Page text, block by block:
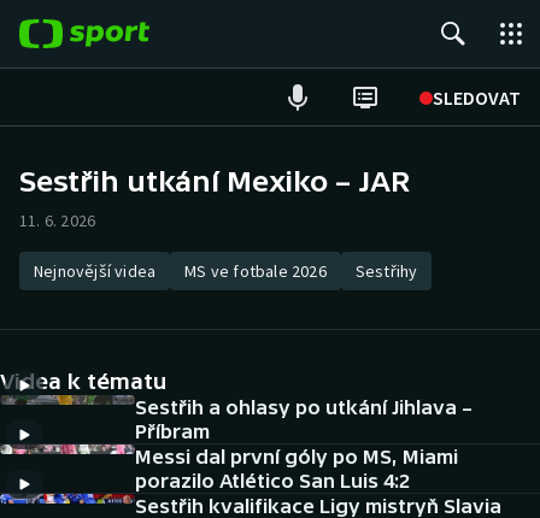
SLEDOVAT
Hokej
Tenis
Atletika
Cyklistika
DALŠÍ SPORTY
Americký fotbal
NEPŘEHLÉDNĚTE
Sestřih utkání Mexiko – JAR
11. 6. 2026
Nejnovější videa MS ve fotbale 2026 Sestřihy
Videa k tématu
Sestřih a ohlasy po utkání Jihlava –
Příbram
Messi dal první góly po MS, Miami
porazilo Atlético San Luis 4:2
Sestřih kvalifikace Ligy mistryň Slavia